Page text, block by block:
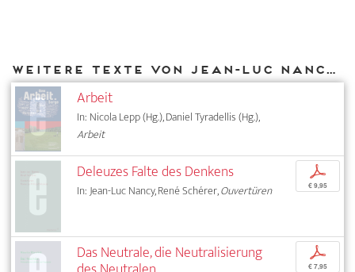
Weitere Texte von Jean-Luc Nancy bei DIAPHANES
Arbeit
In: Nicola Lepp (Hg.), Daniel Tyradellis (Hg.),
Arbeit
Deleuzes Falte des Denkens
In: Jean-Luc Nancy, René Schérer,Ouvertüren
p
€ 9,95
Das Neutrale, die Neutralisierung p
€ 7,95